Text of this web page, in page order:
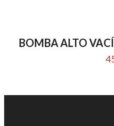
BOMBA ALTO